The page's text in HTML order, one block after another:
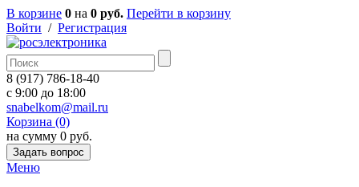
В корзине 0 на 0 руб. Перейти в корзину
Войти / Регистрация
8 (917) 786-18-40
c 9:00 до 18:00
snabelkom@mail.ru
Корзина (0)
на сумму 0 руб.
Задать вопрос
Меню